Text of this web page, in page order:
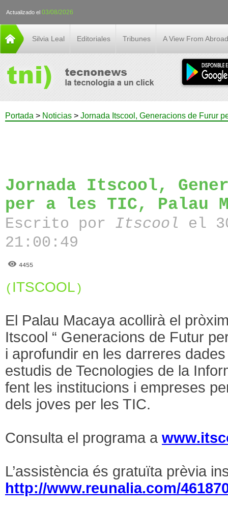
Actualizado el 03/08/2026
Silvia Leal Editoriales Tribunes A View From Abroad
Portada > Noticias > Jornada Itscool, Generacions de Furur
Jornada Itscool,
per a les TIC, Palau
Escrito por Itscool el
21:00:49
4455
( ITSCOOL )
El Palau Macaya acollirà el
Itscool “ Generacions de Futur
i aprofundir en les darreres
estudis de Tecnologies de la
fent les institucions i empreses
dels joves per les TIC.
Consulta el programa a
L’assistència és gratuïta prèvia
http://www.reunalia.com/